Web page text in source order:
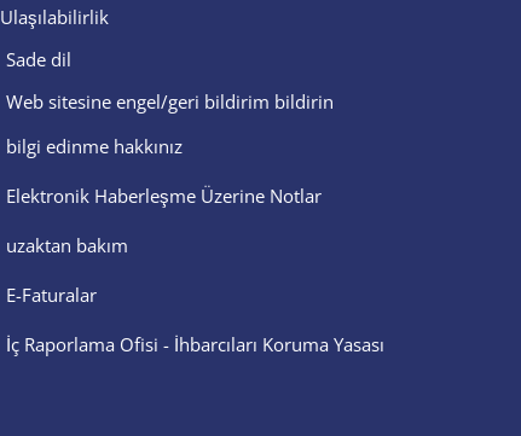
Ulaşılabilirlik
Sade dil
Web sitesine engel/geri bildirim bildirin
bilgi edinme hakkınız
Elektronik Haberleşme Üzerine Notlar
uzaktan bakım
E-Faturalar
İç Raporlama Ofisi - İhbarcıları Koruma Yasası